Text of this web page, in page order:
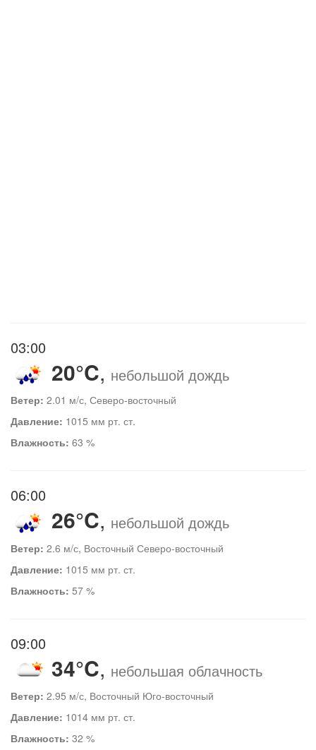
03:00
20°C, небольшой дождь
Ветер: 2.01 м/с, Северо-восточный
Давление: 1015 мм рт. ст.
Влажность: 63 %
06:00
26°C, небольшой дождь
Ветер: 2.6 м/с, Восточный Северо-восточный
Давление: 1015 мм рт. ст.
Влажность: 57 %
09:00
34°C, небольшая облачность
Ветер: 2.95 м/с, Восточный Юго-восточный
Давление: 1014 мм рт. ст.
Влажность: 32 %